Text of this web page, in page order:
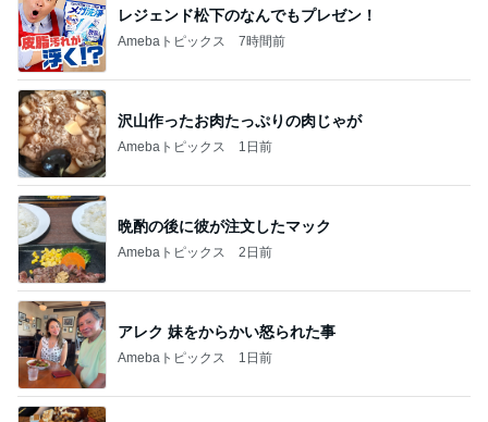
レジェンド松下のなんでもプレゼン！
Amebaトピックス 7時間前
沢山作ったお肉たっぷりの肉じゃが
Amebaトピックス 1日前
晩酌の後に彼が注文したマック
Amebaトピックス 2日前
アレク 妹をからかい怒られた事
Amebaトピックス 1日前